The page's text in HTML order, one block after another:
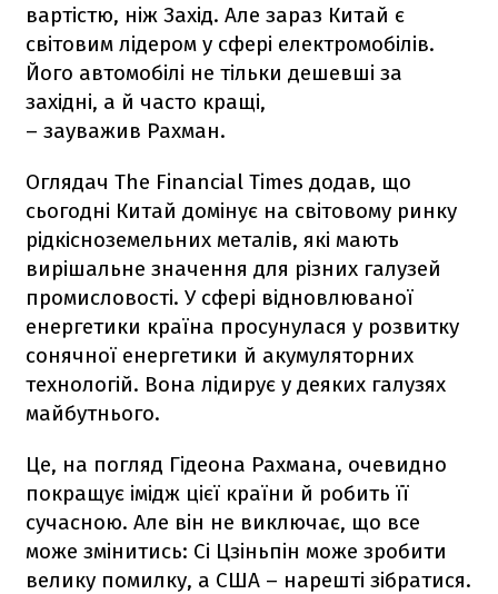
вартістю, ніж Захід. Але зараз Китай є
світовим лідером у сфері електромобілів.
Його автомобілі не тільки дешевші за
західні, а й часто кращі,
– зауважив Рахман.
Оглядач The Financial Times додав, що
сьогодні Китай домінує на світовому ринку
рідкісноземельних металів, які мають
вирішальне значення для різних галузей
промисловості. У сфері відновлюваної
енергетики країна просунулася у розвитку
сонячної енергетики й акумуляторних
технологій. Вона лідирує у деяких галузях
майбутнього.
Це, на погляд Гідеона Рахмана, очевидно
покращує імідж цієї країни й робить її
сучасною. Але він не виключає, що все
може змінитись: Сі Цзіньпін може зробити
велику помилку, а США – нарешті зібратися.